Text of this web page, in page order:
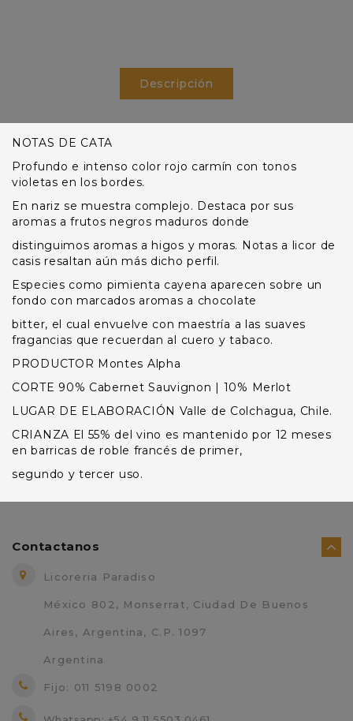
Descripción
NOTAS DE CATA
Profundo e intenso color rojo carmín con tonos
violetas en los bordes.
En nariz se muestra complejo. Destaca por sus
aromas a frutos negros maduros donde
distinguimos aromas a higos y moras. Notas a licor de
casis resaltan aún más dicho perfil.
Especies como pimienta cayena aparecen sobre un
fondo con marcados aromas a chocolate
bitter, el cual envuelve con maestría a las suaves
fragancias que recuerdan al cuero y tabaco.
PRODUCTOR Montes Alpha
CORTE 90% Cabernet Sauvignon | 10% Merlot
LUGAR DE ELABORACIÓN Valle de Colchagua, Chile.
CRIANZA El 55% del vino es mantenido por 12 meses
en barricas de roble francés de primer,
segundo y tercer uso.
Contactanos
Licoreria Paradiso
México 802, Monserrat, Ciudad De Buenos
Aires, Argentina, C.P. 1097
Argentina
Fijo: 011 5198 0002